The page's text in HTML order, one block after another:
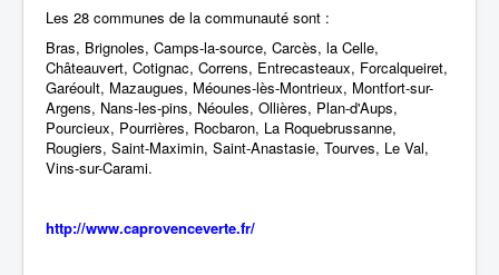
Vous êtes ici : Accueil
Vie Municipale
Intercommunalité
Les 28 communes de la communauté sont :
Bras, Brignoles, Camps-la-source, Carcès, la Celle,
Châteauvert, Cotignac, Correns, Entrecasteaux, Forcalqueiret,
Garéoult, Mazaugues, Méounes-lès-Montrieux, Montfort-sur-
Argens, Nans-les-pins, Néoules, Ollières, Plan-d'Aups,
Pourcieux, Pourrières, Rocbaron, La Roquebrussanne,
Rougiers, Saint-Maximin, Saint-Anastasie, Tourves, Le Val,
Vins-sur-Carami.
http://www.caprovenceverte.fr/